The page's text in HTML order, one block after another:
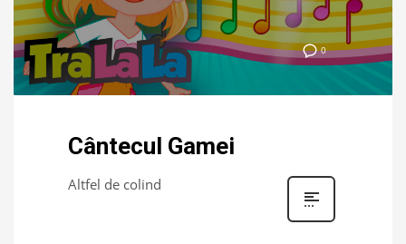
0
Cântecul Gamei
Altfel de colind